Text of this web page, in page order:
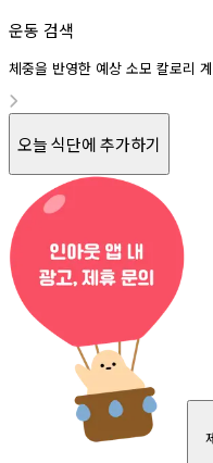
운동 검색
체중을 반영한 예상 소모 칼로리
오늘 식단에 추가하기